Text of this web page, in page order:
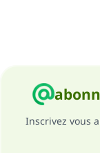
Inscrivez vous